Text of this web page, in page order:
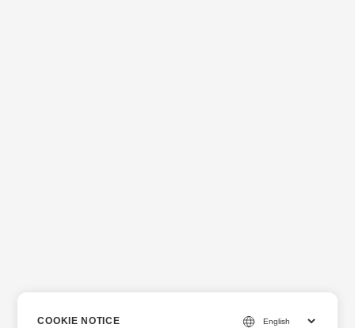
COOKIE NOTICE